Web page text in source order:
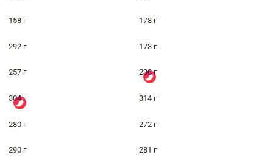
158 г 178 г
292 г 173 г
257 г 238 г
304 г 314 г
280 г 272 г
290 г 281 г